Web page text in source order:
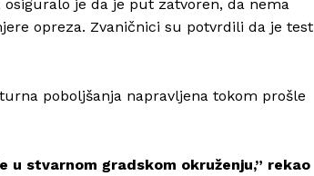
je da je put zatvoren, da nema
opreza. Zvaničnici su potvrdili da je test
poboljšanja napravljena tokom prošle
u stvarnom gradskom okruženju,” rekao